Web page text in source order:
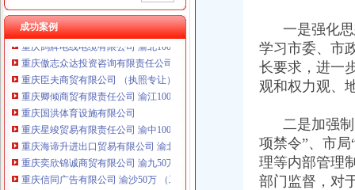
成功案例
重庆鸽牌电线电缆有限公司 渝北10010万 (进出口权)
重庆傲志众达投资咨询有限责任公司 渝九1000万 （增资）
重庆臣夫商贸有限公司 （执照专让）
重庆卿倾商贸有限责任公司 渝江100万 （工商注册）
重庆国洪体育设施有限公司
重庆星竣贸易有限责任公司 渝中100万 （进出口权）
重庆海谛升进出口贸易有限公司 渝北100万 （进出口权）
重庆奕欣锦诚商贸有限公司 渝九50万 （工商注册）
重庆信同广告有限公司 渝沙50万 （工商注册）
重庆三虹房地产营销策划有限公司
一是强化思
学习市委、市
长要求，进一
观和权力观、
二是加强制
项禁令”、市
理等内部管理
部门监督，对